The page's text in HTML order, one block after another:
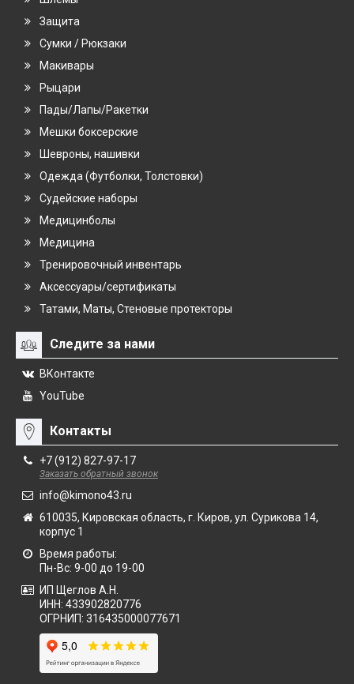
Защита
Сумки / Рюкзаки
Макивары
Рыцари
Пады/Лапы/Ракетки
Мешки боксерские
Шевроны, нашивки
Одежда (Футболки, Толстовки)
Судейские наборы
Медицинболы
Медицина
Тренировочный инвентарь
Аксессуары/сертификаты
Татами, Маты, Стеновые протекторы
Следите за нами
ВКонтакте
YouTube
Контакты
+7 (912) 827-97-17
Заказать обратный звонок
info@kimono43.ru
610035, Кировская область, г. Киров, ул. Сурикова 14,
корпус 1
Время работы:
Пн-Вс: 9-00 до 19-00
ИП Щеглов А.Н.
ИНН: 433902820776
ОГРНИП: 316435000077671